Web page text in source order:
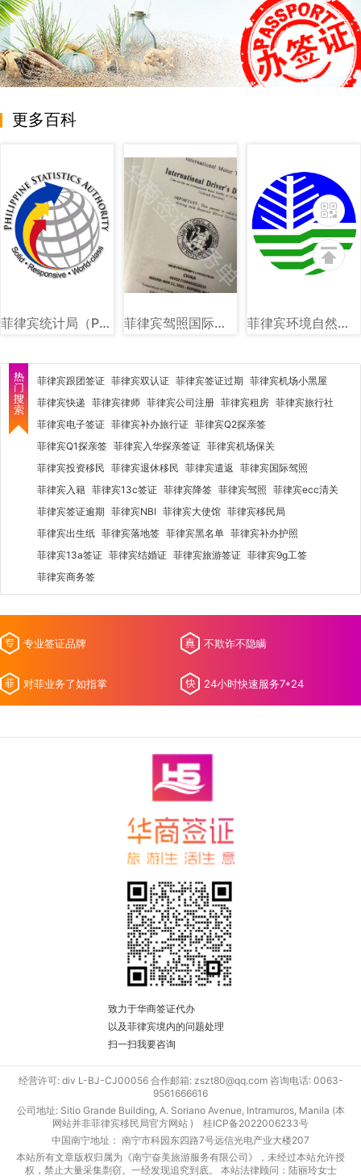
更多百科
菲律宾统计局（PSA）图文讲解 菲律宾驾照国际驾照图片样式 菲律宾环境自然资源部（DENR）图文讲解
菲律宾跟团签证 菲律宾双认证 菲律宾签证过期 菲律宾机场小黑屋
菲律宾快递 菲律宾律师 菲律宾公司注册 菲律宾租房 菲律宾旅行社
菲律宾电子签证 菲律宾补办旅行证 菲律宾Q2探亲签
菲律宾Q1探亲签 菲律宾入华探亲签证 菲律宾机场保关
菲律宾投资移民 菲律宾退休移民 菲律宾遣返
菲律宾国际驾照
菲律宾入籍 菲律宾13c签证 菲律宾降签 菲律宾驾照 菲律宾ecc清关
菲律宾签证逾期 菲律宾NBI 菲律宾大使馆 菲律宾移民局
菲律宾出生纸 菲律宾落地签 菲律宾黑名单 菲律宾补办护照
菲律宾13a签证 菲律宾结婚证 菲律宾旅游签证 菲律宾9g工签
菲律宾商务签
专业签证品牌 不欺诈不隐瞒
对菲业务了如指掌 24小时快速服务7*24
致力于华商签证代办
以及菲律宾境内的问题处理
扫一扫我要咨询
经营许可: div L-BJ-CJ00056 合作邮箱: zszt80@qq.com 咨询电话: 0063-
9561666616
公司地址: Sitio Grande Building, A. Soriano Avenue, Intramuros, Manila (本
网站并非菲律宾移民局官方网站 ) 桂ICP备2022006233号
中国南宁地址： 南宁市科园东四路7号远信光电产业大楼207
本站所有文章版权归属为《南宁奋美旅游服务有限公司》，未经过本站允许授
权，禁止大量采集剽窃。一经发现追究到底。 本站法律顾问：陆丽玲女士